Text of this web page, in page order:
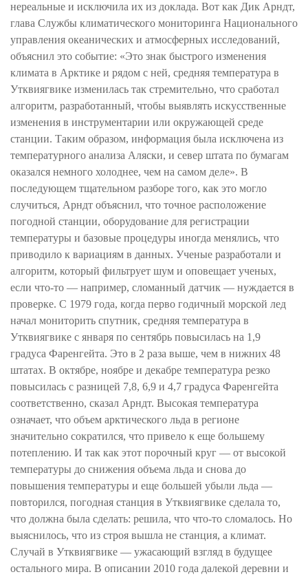
нереальные и исключила их из доклада. Вот как Дик Арндт,
глава Службы климатического мониторинга Национального
управления океанических и атмосферных исследований,
объяснил это событие: «Это знак быстрого изменения
климата в Арктике и рядом с ней, средняя температура в
Утквиягвике изменилась так стремительно, что сработал
алгоритм, разработанный, чтобы выявлять искусственные
изменения в инструментарии или окружающей среде
станции. Таким образом, информация была исключена из
температурного анализа Аляски, и север штата по бумагам
оказался немного холоднее, чем на самом деле». В
последующем тщательном разборе того, как это могло
случиться, Арндт объяснил, что точное расположение
погодной станции, оборудование для регистрации
температуры и базовые процедуры иногда менялись, что
приводило к вариациям в данных. Ученые разработали и
алгоритм, который фильтрует шум и оповещает ученых,
если что-то — например, сломанный датчик — нуждается в
проверке. С 1979 года, когда перво годичный морской лед
начал мониторить спутник, средняя температура в
Утквиягвике с января по сентябрь повысилась на 1,9
градуса Фаренгейта. Это в 2 раза выше, чем в нижних 48
штатах. В октябре, ноябре и декабре температура резко
повысилась с разницей 7,8, 6,9 и 4,7 градуса Фаренгейта
соответственно, сказал Арндт. Высокая температура
означает, что объем арктического льда в регионе
значительно сократился, что привело к еще большему
потеплению. И так как этот порочный круг — от высокой
температуры до снижения объема льда и снова до
повышения температуры и еще большей убыли льда —
повторился, погодная станция в Утквиягвике сделала то,
что должна была сделать: решила, что что-то сломалось. Но
выяснилось, что из строя вышла не станция, а климат.
Случай в Утквиягвике — ужасающий взгляд в будущее
остального мира. В описании 2010 года далекой деревни и